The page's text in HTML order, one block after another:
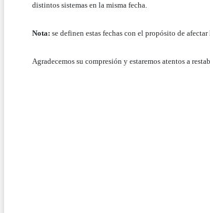
distintos sistemas en la misma fecha.
Nota: se definen estas fechas con el propósito de
Agradecemos su compresión y estaremos atentos a